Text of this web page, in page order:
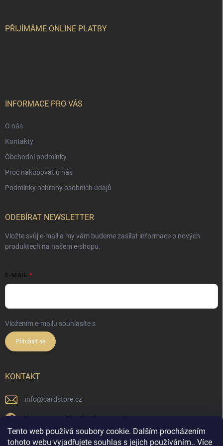
Tento web používá soubory cookie. Dalším procházením
tohoto webu vyjadřujete souhlas s jejich používáním.. Více
PŘIJÍMÁME ONLINE PLATBY
INFORMACE PRO VÁS
O nás
Kontakty
Obchodní podmínky
Proč nakupovat u nás
Podmínky ochrany osobních údajů
ODEBÍRAT NEWSLETTER
Vložte svůj e-mail a my vám budeme zasílat informace o nových
produktech na našem e-shopu.
E-MAIL
Vložením e-mailu souhlasíte s
Přihlásit se
KONTAKT
info@cardstore.cz
https://www.facebook.com/cardstorecz
cardstore.cz/